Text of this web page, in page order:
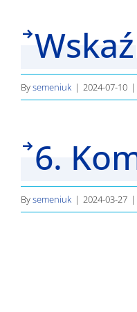
Bysemeniuk | 2024-07-10 |
6.
Bysemeniuk | 2024-03-27 |